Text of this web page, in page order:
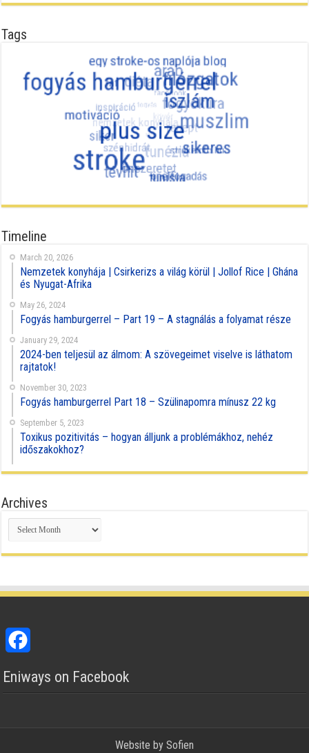
Tags
Timeline
March 20, 2026
Nemzetek konyhája | Csirkerizs a világ körül | Jollof Rice | Ghána
és Nyugat-Afrika
May 26, 2024
Fogyás hamburgerrel – Part 19 – A stagnálás a folyamat része
January 29, 2024
2024-ben teljesül az álmom: A szövegeimet viselve is láthatom
rajtatok!
November 30, 2023
Fogyás hamburgerrel Part 18 – Szülinapomra mínusz 22 kg
September 5, 2023
Toxikus pozitivitás – hogyan álljunk a problémákhoz, nehéz
időszakokhoz?
Archives
Archives
Eniways on Facebook
Website by Sofien